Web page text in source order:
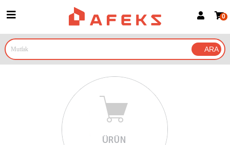
Google İle Bağlan
0